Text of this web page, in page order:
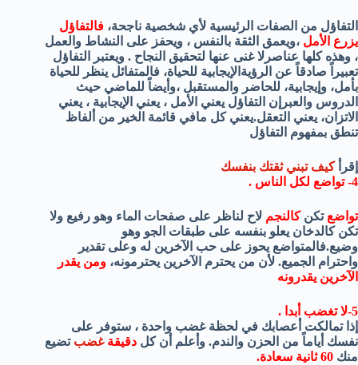
التفاؤل من الصفات الرئيسية لأي شخصية ناجحة، فالتفاؤل
يزرع الأمل ،ويعمق الثقة بالنفس ، ويحفز على النشاط والعمل
، وهذه كلها عناصرلا غنى عنها لتحقيق النجاح . ويعتبر التفاؤل
تعبيراً صادقاً عن الرؤيةالإيجابية للحياة، فالمتفائل ينظر للحياة
بأمل، وإيجابية، للحاضر والمستقبل ،وأيضاً للماضي حيث
الدروس والعبرإن التفاؤل يعني الأمل ، يعني الإيجابية ، يعني
الاتزان، يعني التعقل.يعني كل مافي قائمة الخير من ألفاظ
تنطق بمفهوم التفاؤل
إقرأكيف تبني ثقتك بنفسك
4- تواضع لكل الناس .
تواضع تكنكالنجم لاح لناظر على صفحات الماء وهو رفيع ولا
تكن كالدخان يعلو بنفسه على طبقات الجو وهو
وضيع.فالمتواضع يحوز على حب الآخرين له وعلى تقدير
واحترام الجميع. لأن من يحترم الآخرين يحترمونه، ومن يقدر
الآخرين يقدرونه
5-لا تغضب أبدا .
إذا تمالكت أعصابك في لحظة غضب واحدة ، ستوفر على
نفسك أياماً من الحزن والندم. وأعلم أن كل دقيقةغضب تضيع
منك 60 ثانية سعادة.